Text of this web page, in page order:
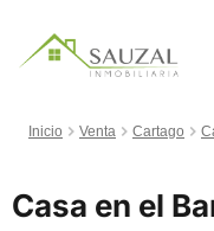
Inicio Venta Cartago
Casa en el